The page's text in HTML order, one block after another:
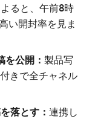
ると、午前8時
い開封率を見ま
公開： 製品写
きで全チャネル
落とす： 連携し